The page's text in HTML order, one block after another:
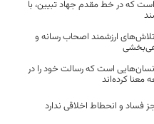
که در خط مقدم جهاد تبیین، با
ارزشمند اصحاب رسانه و
است که رسالت خود را در
کرده‌اند
فساد و انحطاط اخلاقی ندارد